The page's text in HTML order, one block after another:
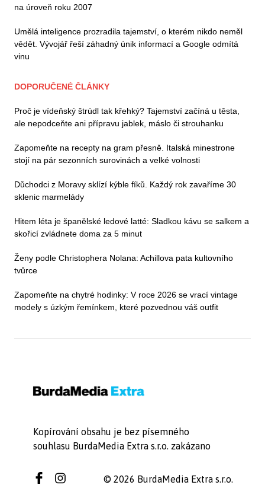
na úroveň roku 2007
Umělá inteligence prozradila tajemství, o kterém nikdo neměl
vědět. Vývojář řeší záhadný únik informací a Google odmítá
vinu
DOPORUČENÉ ČLÁNKY
Proč je vídeňský štrúdl tak křehký? Tajemství začíná u těsta,
ale nepodceňte ani přípravu jablek, máslo či strouhanku
Zapomeňte na recepty na gram přesně. Italská minestrone
stojí na pár sezonních surovinách a velké volnosti
Důchodci z Moravy sklízí kýble fíků. Každý rok zavaříme 30
sklenic marmelády
Hitem léta je španělské ledové latté: Sladkou kávu se salkem a
skořicí zvládnete doma za 5 minut
Ženy podle Christophera Nolana: Achillova pata kultovního
tvůrce
Zapomeňte na chytré hodinky: V roce 2026 se vrací vintage
modely s úzkým řemínkem, které pozvednou váš outfit
Kopírování obsahu je bez písemného
souhlasu BurdaMedia Extra s.r.o. zakázano
© 2026 BurdaMedia Extra s.r.o.